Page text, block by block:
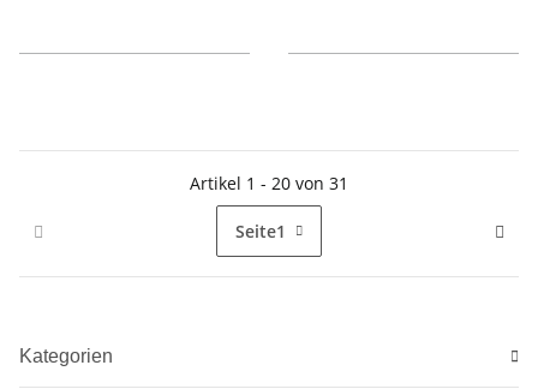
Artikel 1 - 20 von 31
Seite1
Kategorien